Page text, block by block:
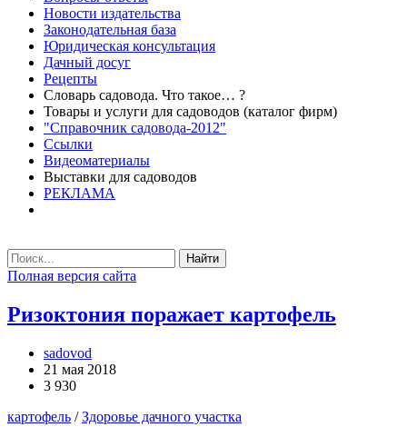
Новости издательства
Законодательная база
Юридическая консультация
Дачный досуг
Рецепты
Словарь садовода. Что такое… ?
Товары и услуги для садоводов (каталог фирм)
"Справочник садовода-2012"
Ссылки
Видеоматериалы
Выставки для садоводов
РЕКЛАМА
Найти
Полная версия сайта
Ризоктония поражает картофель
sadovod
21 мая 2018
3 930
картофель /Здоровье дачного участка